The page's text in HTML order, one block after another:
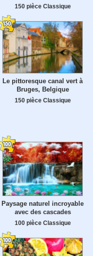
150 pièce Classique
Le pittoresque canal vert à
Bruges, Belgique
150 pièce Classique
Paysage naturel incroyable
avec des cascades
100 pièce Classique